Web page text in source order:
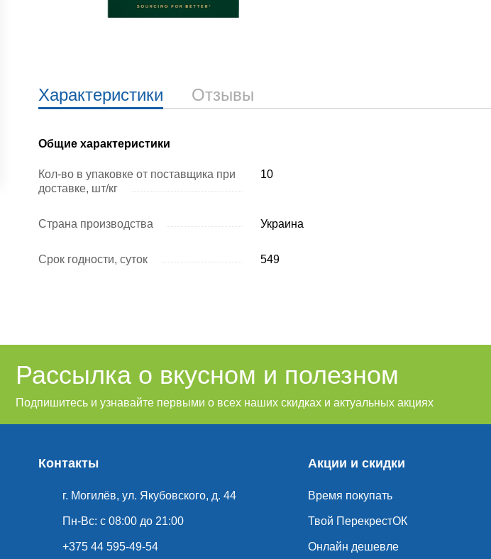
Характеристики Отзывы
Общие характеристики
Кол-во в упаковке от поставщика при
доставке, шт/кг
10
Страна производства Украина
Срок годности, суток 549
Рассылка о вкусном и полезном
Подпишитесь и узнавайте первыми о всех наших скидках и актуальных акциях
Контакты
г. Могилёв, ул. Якубовского, д. 44
Пн-Вс: с 08:00 до 21:00
+375 44 595-49-54
Акции и скидки
Время покупать
Твой ПерекрестОК
Онлайн дешевле